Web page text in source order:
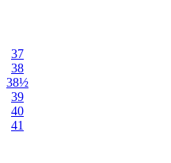
37
38
38½
39
40
41